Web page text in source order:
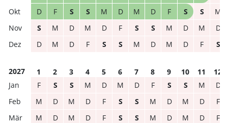
D
F S S M D M D F S S
M
S
M D M D F S S M D M
D
D
M D F S S M D M D F S
2027 1 2 3 4 5 6 7 8 9 10 11
12
F
S S M D M D F S S M
D
M
D M D F S S M D M D
F
M
D M D F S S M D M D
F